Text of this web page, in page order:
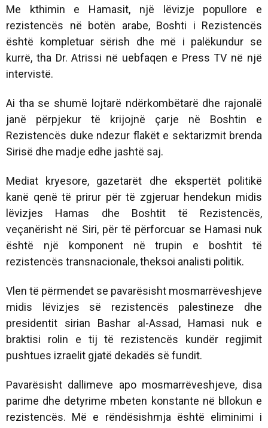
Me kthimin e Hamasit, një lëvizje popullore e
rezistencës në botën arabe, Boshti i Rezistencës
është kompletuar sërish dhe më i palëkundur se
kurrë, tha Dr. Atrissi në uebfaqen e Press TV në një
intervistë.
Ai tha se shumë lojtarë ndërkombëtarë dhe rajonalë
janë përpjekur të krijojnë çarje në Boshtin e
Rezistencës duke ndezur flakët e sektarizmit brenda
Sirisë dhe madje edhe jashtë saj.
Mediat kryesore, gazetarët dhe ekspertët politikë
kanë qenë të prirur për të zgjeruar hendekun midis
lëvizjes Hamas dhe Boshtit të Rezistencës,
veçanërisht në Siri, për të përforcuar se Hamasi nuk
është një komponent në trupin e boshtit të
rezistencës transnacionale, theksoi analisti politik.
Vlen të përmendet se pavarësisht mosmarrëveshjeve
midis lëvizjes së rezistencës palestineze dhe
presidentit sirian Bashar al-Assad, Hamasi nuk e
braktisi rolin e tij të rezistencës kundër regjimit
pushtues izraelit gjatë dekadës së fundit.
Pavarësisht dallimeve apo mosmarrëveshjeve, disa
parime dhe detyrime mbeten konstante në bllokun e
rezistencës. Më e rëndësishmja është eliminimi i